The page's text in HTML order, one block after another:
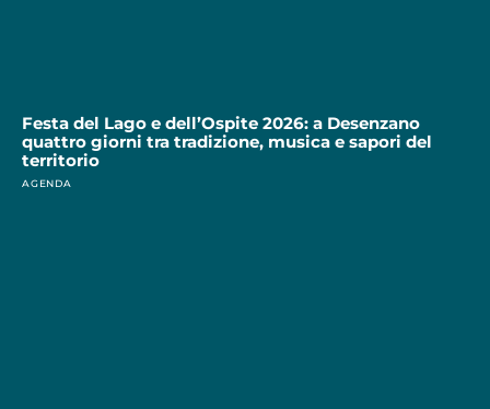
Festa del Lago e dell’Ospite 2026: a Desenzano
quattro giorni tra tradizione, musica e sapori del
territorio
AGENDA